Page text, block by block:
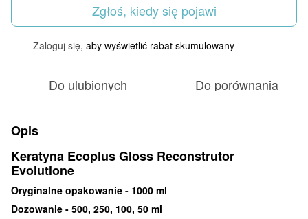
Zgłoś, kiedy się pojawi
Zaloguj się, aby wyświetlić rabat skumulowany
Do ulubionych Do porównania
Opis
Keratyna Ecoplus Gloss Reconstrutor
Evolutione
Oryginalne opakowanie - 1000 ml
Dozowanie - 500, 250, 100, 50 ml